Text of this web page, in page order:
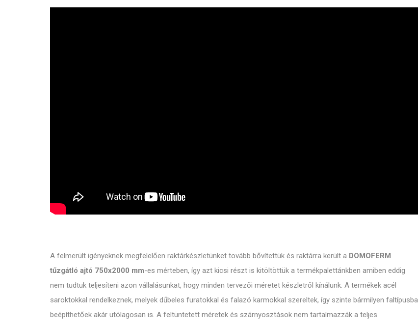
A felmerült igényeknek megfelelően raktárkészletünket tovább bővítettük és raktárra került a DOMOFERM
tűzgátló ajtó 750x2000 mm-es mérteben, így azt kicsi részt is kitöltöttük a termékpalettánkben amiben eddig
nem tudtuk teljesíteni azon vállalásunkat, hogy minden tervezői méretet készletről kínálunk. A termékek acél
saroktokkal rendelkeznek, melyek dűbeles furatokkal és falazó karmokkal szereltek, így szinte bármilyen faltípusba
beépíthetőek akár utólagosan is. A feltüntetett méretek és szárnyosztások nem tartalmazzák a teljes